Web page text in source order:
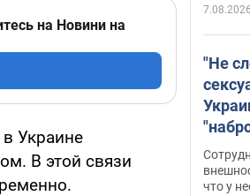
на Новини на
в Украине
В этой связи
"Не
что у